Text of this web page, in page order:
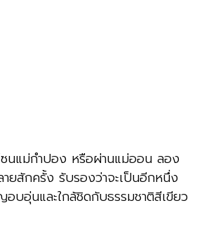
ซนแม่กำปอง หรือผ่านแม่ออน ลอง
ายสักครั้ง รับรองว่าจะเป็นอีกหนึ่ง
บอุ่นและใกล้ชิดกับธรรมชาติสีเขียว